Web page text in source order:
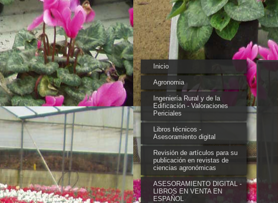
Inicio
Agronomia
Ingeniería Rural y de la
Edificación - Valoraciones
Periciales
Libros técnicos -
Asesoramiento digital
Revisión de artículos para su
publicación en revistas de
ciencias agronómicas
ASESORAMIENTO DIGITAL -
LIBROS EN VENTA EN
ESPAÑOL